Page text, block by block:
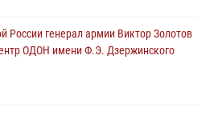
помощь медикам и девушке с
России генерал армии Виктор Золотов
ОДОН имени Ф.Э. Дзержинского